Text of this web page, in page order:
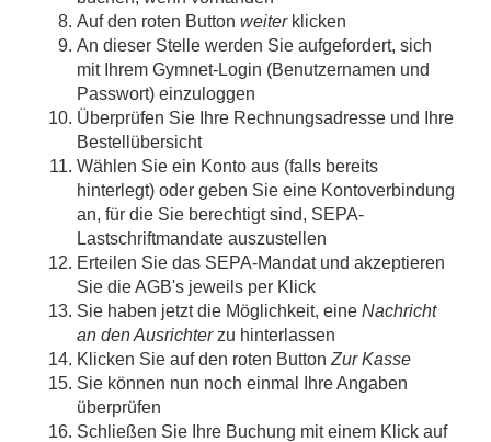
Auf den roten Button weiterklicken
An dieser Stelle werden Sie aufgefordert, sich
mit Ihrem Gymnet-Login (Benutzernamen und
Passwort) einzuloggen
Überprüfen Sie Ihre Rechnungsadresse und Ihre
Bestellübersicht
Wählen Sie ein Konto aus (falls bereits
hinterlegt) oder geben Sie eine Kontoverbindung
an, für die Sie berechtigt sind, SEPA-
Lastschriftmandate auszustellen
Erteilen Sie das SEPA-Mandat und akzeptieren
Sie die AGB's jeweils per Klick
Sie haben jetzt die Möglichkeit, eine Nachricht
an den Ausrichterzu hinterlassen
Klicken Sie auf den roten Button Zur Kasse
Sie können nun noch einmal Ihre Angaben
überprüfen
Schließen Sie Ihre Buchung mit einem Klick auf